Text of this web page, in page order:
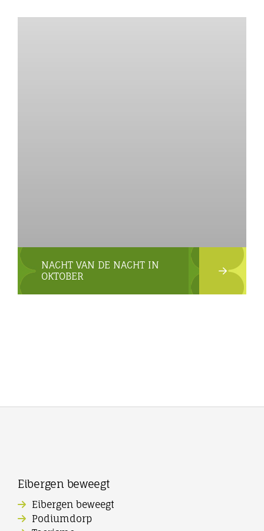
NACHT VAN DE NACHT IN
OKTOBER
Eibergen beweegt
Eibergen beweegt
Podiumdorp